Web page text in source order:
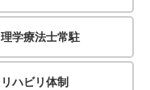
理学療法士常駐
リハビリ体制